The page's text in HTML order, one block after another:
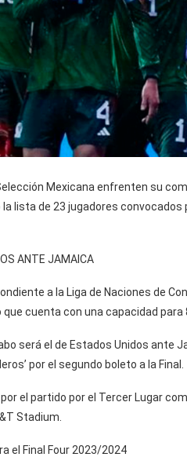
Mexicana enfrenten su
la lista de 23 jugadores
ANTE JAMAICA
a la Liga de Naciones de
cuenta con una capacidad para
será el de Estados Unidos ante
por el segundo boleto a la Final.
el partido por el Tercer Lugar
Stadium.
el Final Four 2023/2024